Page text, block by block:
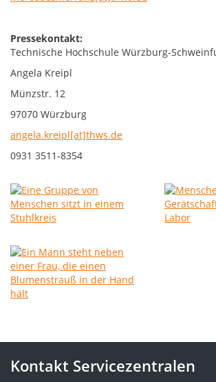
Pressekontakt:
Technische Hochschule Würzburg-
Angela Kreipl
Münzstr. 12
97070 Würzburg
angela.kreipl[at]thws.de
0931 3511-8354
Kontakt Servicezentralen